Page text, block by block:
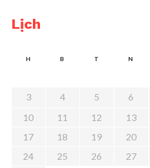
“Trót Yêu Cô Thư Ký”:
Bản remake Thái Lan
chính quá cuốn
ấn
Triệu Lộ Tư gây bất ngờ
Lịch
H B T N
3
4 5 6
10
11 12 13
17
18 19 20
24
25 26 27